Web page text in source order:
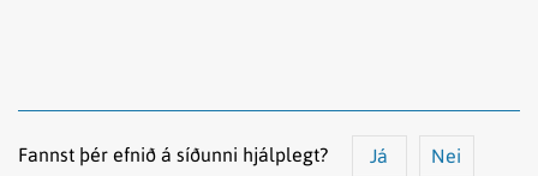
Fannst þér efnið á síðunni hjálplegt? Já Nei